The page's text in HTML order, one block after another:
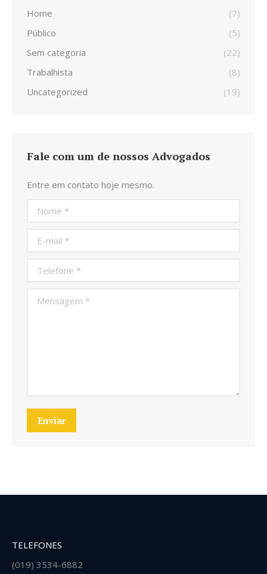
Home
(7)
Público
(5)
Sem categoria
(22)
Trabalhista
(8)
Uncategorized
(19)
Fale com um de nossos Advogados
Entre em contato hoje mesmo.
Nome *
E-mail *
Telefone *
Mensagem *
Enviar
TELEFONES
(019) 3534-6882